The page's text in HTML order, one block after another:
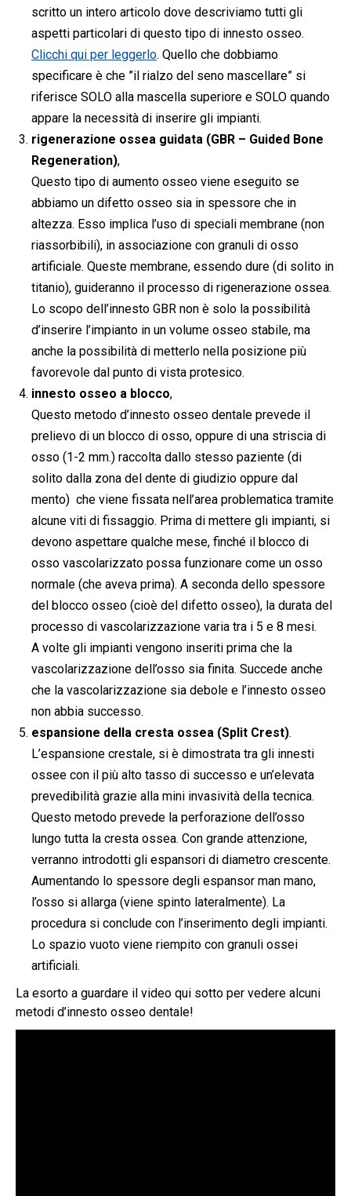
scritto un intero articolo dove descriviamo tutti gli
aspetti particolari di questo tipo di innesto osseo.
Clicchi qui per leggerlo. Quello che dobbiamo
specificare è che ”il rialzo del seno mascellare” si
riferisce SOLO alla mascella superiore e SOLO quando
appare la necessità di inserire gli impianti.
rigenerazione ossea guidata (GBR – Guided Bone
Regeneration),
Questo tipo di aumento osseo viene eseguito se
abbiamo un difetto osseo sia in spessore che in
altezza. Esso implica l’uso di speciali membrane (non
riassorbibili), in associazione con granuli di osso
artificiale. Queste membrane, essendo dure (di solito in
titanio), guideranno il processo di rigenerazione ossea.
Lo scopo dell’innesto GBR non è solo la possibilità
d’inserire l’impianto in un volume osseo stabile, ma
anche la possibilità di metterlo nella posizione più
favorevole dal punto di vista protesico.
innesto osseo a blocco,
Questo metodo d’innesto osseo dentale prevede il
prelievo di un blocco di osso, oppure di una striscia di
osso (1-2 mm.) raccolta dallo stesso paziente (di
solito dalla zona del dente di giudizio oppure dal
mento) che viene fissata nell’area problematica tramite
alcune viti di fissaggio. Prima di mettere gli impianti, si
devono aspettare qualche mese, finché il blocco di
osso vascolarizzato possa funzionare come un osso
normale (che aveva prima). A seconda dello spessore
del blocco osseo (cioè del difetto osseo), la durata del
processo di vascolarizzazione varia tra i 5 e 8 mesi.
A volte gli impianti vengono inseriti prima che la
vascolarizzazione dell’osso sia finita. Succede anche
che la vascolarizzazione sia debole e l’innesto osseo
non abbia successo.
espansione della cresta ossea (Split Crest).
L’espansione crestale, si è dimostrata tra gli innesti
ossee con il più alto tasso di successo e un’elevata
prevedibilità grazie alla mini invasività della tecnica.
Questo metodo prevede la perforazione dell’osso
lungo tutta la cresta ossea. Con grande attenzione,
verranno introdotti gli espansori di diametro crescente.
Aumentando lo spessore degli espansor man mano,
l’osso si allarga (viene spinto lateralmente). La
procedura si conclude con l’inserimento degli impianti.
Lo spazio vuoto viene riempito con granuli ossei
artificiali.
La esorto a guardare il video qui sotto per vedere alcuni
metodi d’innesto osseo dentale!